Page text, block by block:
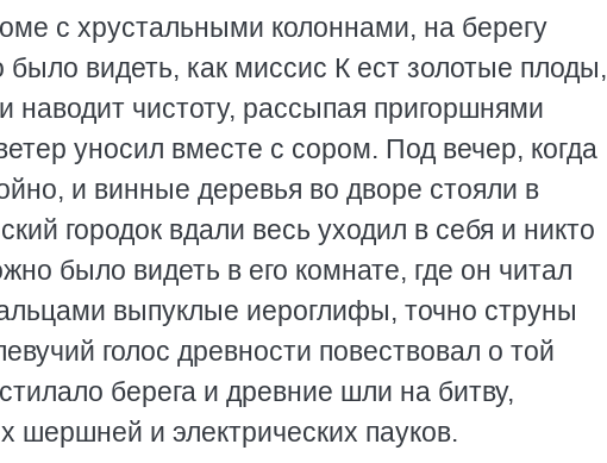
с хрустальными колоннами, на берегу
видеть, как миссис К ест золотые плоды,
наводит чистоту, рассыпая пригоршнями
уносил вместе с сором. Под вечер, когда
и винные деревья во дворе стояли в
городок вдали весь уходил в себя и никто
было видеть в его комнате, где он читал
выпуклые иероглифы, точно струны
голос древности повествовал о той
берега и древние шли на битву,
шершней и электрических пауков.